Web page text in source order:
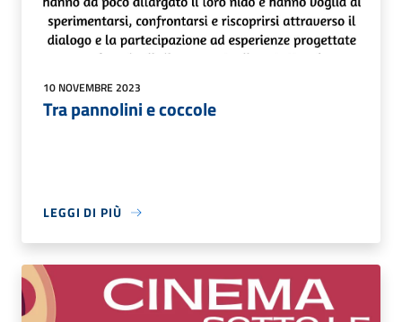
10 NOVEMBRE 2023
Tra pannolini e coccole
LEGGI DI PIÙ